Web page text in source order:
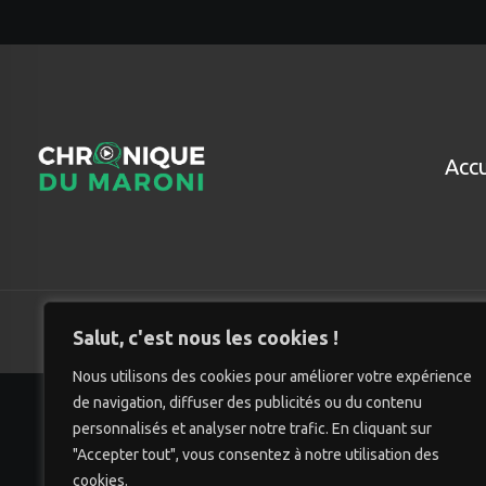
Salut, c'est nous les cookies !
Nous utilisons des cookies pour améliorer votre expérience
de navigation, diffuser des publicités ou du contenu
personnalisés et analyser notre trafic. En cliquant sur
"Accepter tout", vous consentez à notre utilisation des
cookies.
©